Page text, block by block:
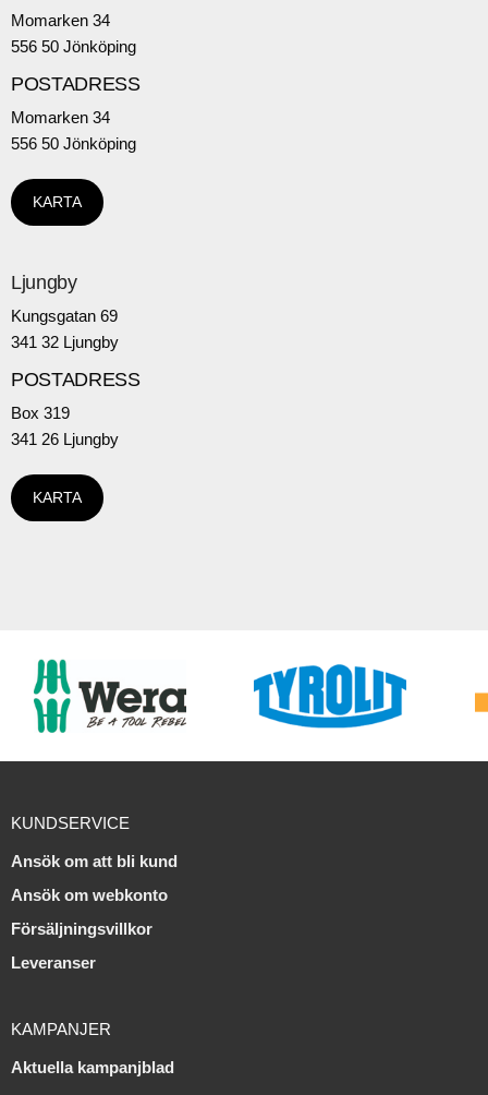
Momarken 34
556 50 Jönköping
POSTADRESS
Momarken 34
556 50 Jönköping
KARTA
Ljungby
Kungsgatan 69
341 32 Ljungby
POSTADRESS
Box 319
341 26 Ljungby
KARTA
KUNDSERVICE
Ansök om att bli kund
Ansök om webkonto
Försäljningsvillkor
Leveranser
KAMPANJER
Aktuella kampanjblad